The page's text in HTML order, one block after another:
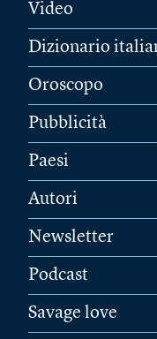
Video
Dizionario
Oroscopo
Pubblicità
Paesi
Autori
Newsletter
Podcast
Savage love